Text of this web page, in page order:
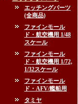
エッチングパーツ
(全商品)
ファインモール
ド・航空機用 1/48
スケール
ファインモール
ド・航空機用 1/72,
1/32スケール
ファインモール
ド・AFV/艦船用
タミヤ